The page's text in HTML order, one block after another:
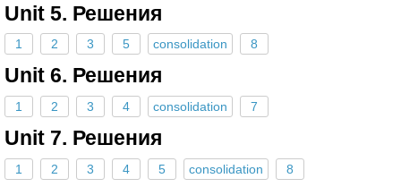
Unit 5. Решения
1 2 3 5 consolidation 8
Unit 6. Решения
1 2 3 4 consolidation 7
Unit 7. Решения
1 2 3 4 5 consolidation 8